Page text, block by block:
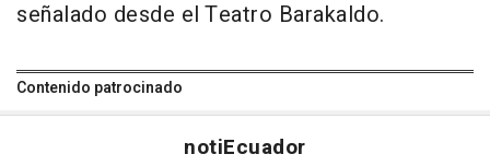
señalado desde el Teatro Barakaldo.
Contenido patrocinado
notiEcuador